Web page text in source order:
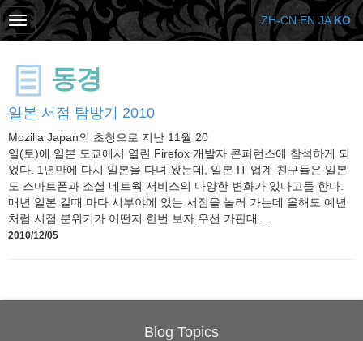
동경
일본 서점 탐방기 2010
Mozilla Japan의 초청으로 지난 11월 20
일(토)에 일본 도쿄에서 열린 Firefox 개발자 콘퍼런스에 참석하게 되
었다. 1년만에 다시 일본을 다녀 왔는데, 일본 IT 업계 친구들은 일본
도 스마트폰과 소셜 네트웍 서비스의 다양한 변화가 있다고들 한다.
매년 일본 갈때 마다 시부야에 있는 서점을 놀러 가는데 올해도 예년
처럼 서점 분위기가 어떤지 한번 보자.우선 가판대 ...
2010/12/05
Blog Topics
ZH-CN EN JA KO